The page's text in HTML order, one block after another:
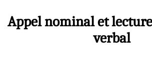
Appel nominal et
verbal